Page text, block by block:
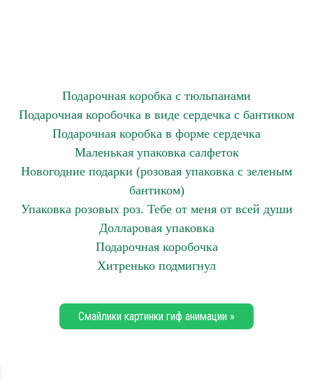
Подарочная коробка с тюльпанами
Подарочная коробочка в виде сердечка с бантиком
Подарочная коробка в форме сердечка
Маленькая упаковка салфеток
Новогодние подарки (розовая упаковка с зеленым
бантиком)
Упаковка розовых роз. Тебе от меня от всей души
Долларовая упаковка
Подарочная коробочка
Хитренько подмигнул
Смайлики картинки гиф анимации »